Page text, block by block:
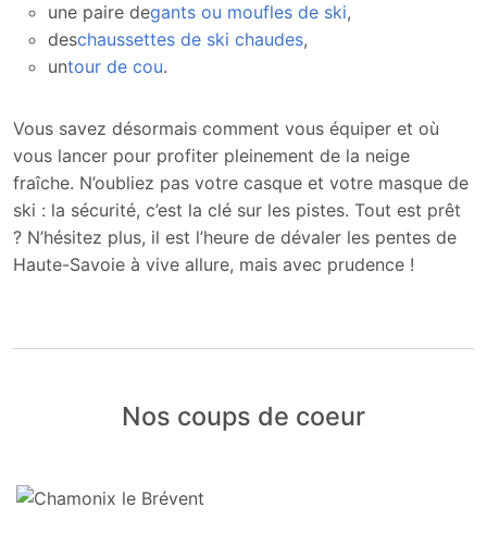
une paire degants ou moufles de ski,
deschaussettes de ski chaudes,
untour de cou.
Vous savez désormais comment vous équiper et où
vous lancer pour profiter pleinement de la neige
fraîche. N’oubliez pas votre casque et votre masque de
ski : la sécurité, c’est la clé sur les pistes. Tout est prêt
? N’hésitez plus, il est l’heure de dévaler les pentes de
Haute-Savoie à vive allure, mais avec prudence !
Nos coups de coeur